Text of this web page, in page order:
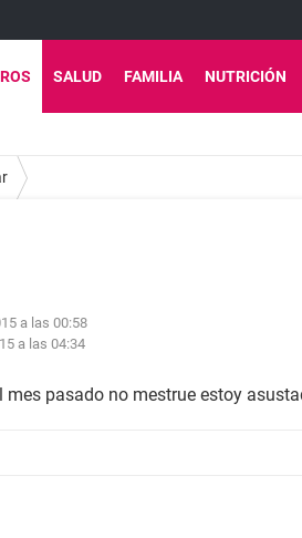
SALUD FAMILIA NUTRICIÓN
a las 00:58
a las 04:34
mes pasado no mestrue estoy